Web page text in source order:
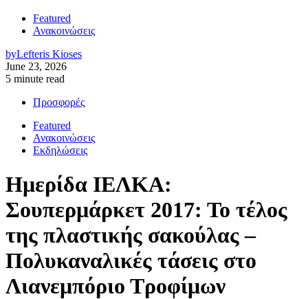
Featured
Ανακοινώσεις
byLefteris Kioses
June 23, 2026
5 minute read
Προσφορές
Featured
Ανακοινώσεις
Εκδηλώσεις
Ημερίδα ΙΕΛΚΑ:
Σουπερμάρκετ 2017: Το τέλος
της πλαστικής σακούλας –
Πολυκαναλικές τάσεις στο
Λιανεμπόριο Τροφίμων